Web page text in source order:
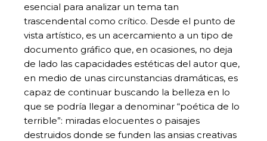
esencial para analizar un tema tan
trascendental como crítico. Desde el punto de
vista artístico, es un acercamiento a un tipo de
documento gráfico que, en ocasiones, no deja
de lado las capacidades estéticas del autor que,
en medio de unas circunstancias dramáticas, es
capaz de continuar buscando la belleza en lo
que se podría llegar a denominar “poética de lo
terrible”: miradas elocuentes o paisajes
destruidos donde se funden las ansias creativas